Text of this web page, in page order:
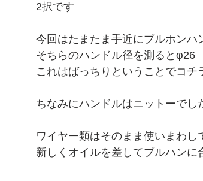
2択です
今回はたまたま手近にブルホンハ
そちらのハンドル径を測るとφ26
これはばっちりということでコチ
ちなみにハンドルはニットーでし
ワイヤー類はそのまま使いまわし
新しくオイルを差してブルハンに